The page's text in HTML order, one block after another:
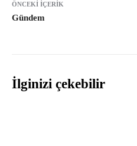
ÖNCEKI İÇERIK
Gündem
İlginizi çekebilir